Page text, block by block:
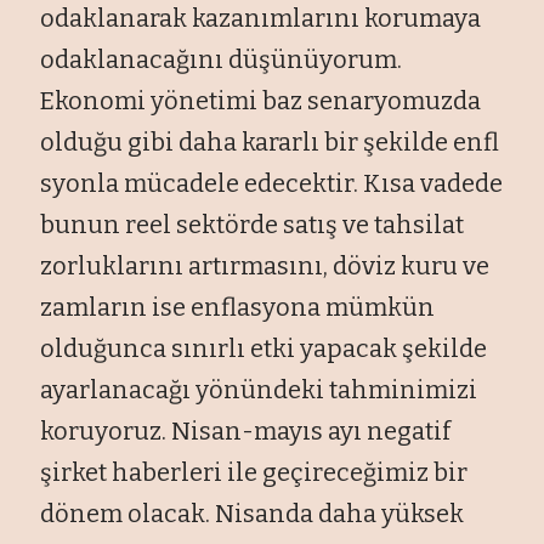
odaklanarak kazanımlarını korumaya
odaklanacağını düşünüyorum.
Ekonomi yönetimi baz senaryomuzda
olduğu gibi daha kararlı bir şekilde enfl
syonla mücadele edecektir. Kısa vadede
bunun reel sektörde satış ve tahsilat
zorluklarını artırmasını, döviz kuru ve
zamların ise enflasyona mümkün
olduğunca sınırlı etki yapacak şekilde
ayarlanacağı yönündeki tahminimizi
koruyoruz. Nisan-mayıs ayı negatif
şirket haberleri ile geçireceğimiz bir
dönem olacak. Nisanda daha yüksek